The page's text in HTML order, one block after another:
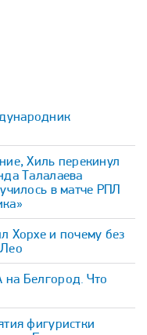
Хиль перекинул
Талалаева
в матче РПЛ
Хорхе и почему без
на Белгород. Что
фигуристки